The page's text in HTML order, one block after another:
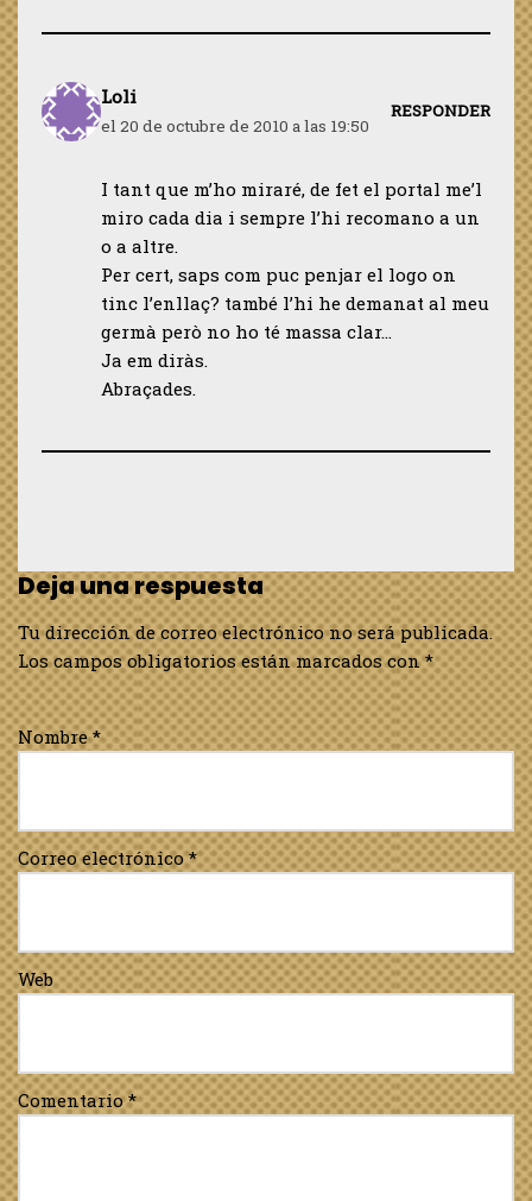
Loli
el 20 de octubre de 2010 a las 19:50
RESPONDER
I tant que m’ho miraré, de fet el portal me’l
miro cada dia i sempre l’hi recomano a un
o a altre.
Per cert, saps com puc penjar el logo on
tinc l’enllaç? també l’hi he demanat al meu
germà però no ho té massa clar…
Ja em diràs.
Abraçades.
Deja una respuesta
Tu dirección de correo electrónico no será publicada.
Los campos obligatorios están marcados con*
Nombre*
Correo electrónico*
Web
Comentario*